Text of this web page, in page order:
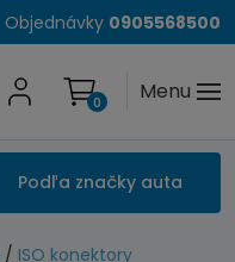
Objednávky 0905568500
Menu
0
Podľa značky auta
/ ISO konektory